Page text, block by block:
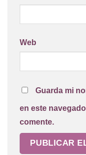
Web
Guarda mi
en este
comente.